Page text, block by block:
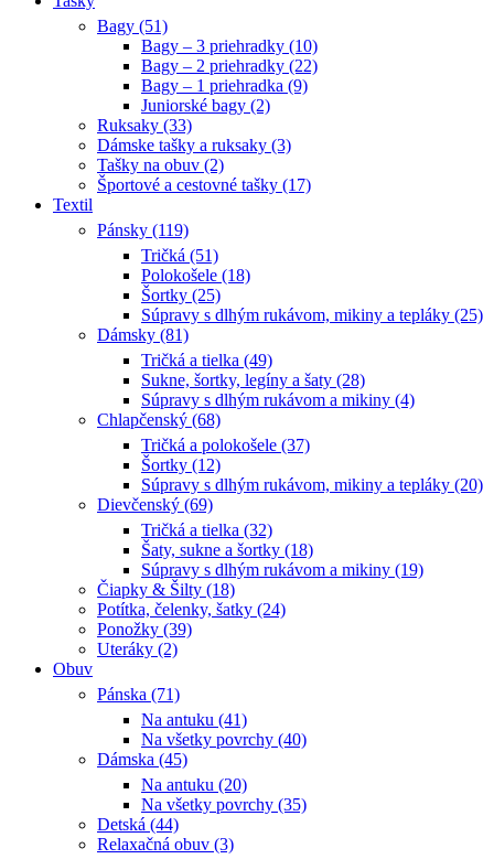
Bagy (51)
Bagy – 3 priehradky (10)
Bagy – 2 priehradky (22)
Bagy – 1 priehradka (9)
Juniorské bagy (2)
Ruksaky (33)
Dámske tašky a ruksaky (3)
Tašky na obuv (2)
Športové a cestovné tašky (17)
Textil
Pánsky (119)
Tričká (51)
Polokošele (18)
Šortky (25)
Súpravy s dlhým rukávom, mikiny a tepláky (25)
Dámsky (81)
Tričká a tielka (49)
Sukne, šortky, legíny a šaty (28)
Súpravy s dlhým rukávom a mikiny (4)
Chlapčenský (68)
Tričká a polokošele (37)
Šortky (12)
Súpravy s dlhým rukávom, mikiny a tepláky (20)
Dievčenský (69)
Tričká a tielka (32)
Šaty, sukne a šortky (18)
Súpravy s dlhým rukávom a mikiny (19)
Čiapky & Šilty (18)
Potítka, čelenky, šatky (24)
Ponožky (39)
Uteráky (2)
Obuv
Pánska (71)
Na antuku (41)
Na všetky povrchy (40)
Dámska (45)
Na antuku (20)
Na všetky povrchy (35)
Detská (44)
Relaxačná obuv (3)